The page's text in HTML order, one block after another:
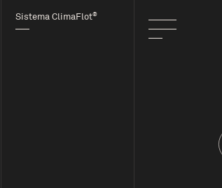
Sistema ClimaFlot®